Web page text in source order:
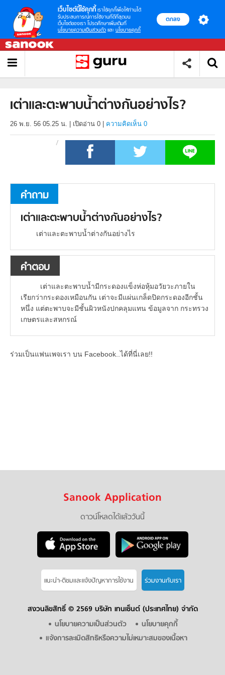
เว็บไซต์นี้ใช้คุกกี้ เราใช้คุกกี้เพื่อให้ท่านได้
รับประสบการณ์การใช้งานที่ดีที่สุดบน
เว็บไซต์ของเรา โปรดศึกษาเพิ่มเติมที่
นโยบายความเป็นส่วนตัว และ นโยบายคุกกี้
ตกลง
เต่าและตะพาบน้ำต่างกันอย่างไร?
26 พ.ย. 56 05.25 น. เปิดอ่าน 0 ความคิดเห็น 0
คำถาม
เต่าและตะพาบน้ำต่างกันอย่างไร?
เต่าและตะพาบน้ำต่างกันอย่างไร
คำตอบ
เต่าและตะพาบน้ำมีกระดองแข็งห่อหุ้มอวัยวะภายใน
เรียกว่ากระดองเหมือนกัน เต่าจะมีแผ่นเกล็ดปิดกระดองอีกชั้น
หนึ่ง แต่ตะพาบจะมีชั้นผิวหนังปกคลุมแทน ข้อมูลจาก กระทรวง
เกษตรและสหกรณ์
ร่วมเป็นแฟนเพจเรา บน Facebook..ได้ที่นี่เลย!!
Sanook Application
ดาวน์โหลดได้แล้ววันนี้
แนะนำ-ติชมเเละแจ้งปัญหาการใช้งาน ร่วมงานกับเรา
สงวนลิขสิทธิ์ © 2569 บริษัท เทนเซ็นต์ (ประเทศไทย) จำกัด
นโยบายความเป็นส่วนตัว
นโยบายคุกกี้
แจ้งการละเมิดสิทธิหรือความไม่เหมาะสมของเนื้อหา